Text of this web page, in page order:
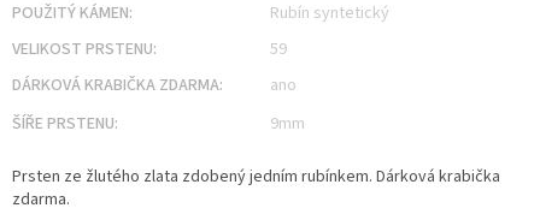
POUŽITÝ KÁMEN:
Rubín syntetický
VELIKOST PRSTENU:
59
DÁRKOVÁ KRABIČKA ZDARMA:
ano
ŠÍŘE PRSTENU: 9mm
Prsten ze žlutého zlata zdobený jedním rubínkem. Dárková krabička
zdarma.